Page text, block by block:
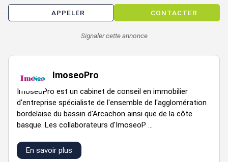
Type de bail : Commercial
Dépôt de garantie : 3 mois
APPELER CONTACTER
Signaler cette annonce
ImoseoPro
ImoseoPro est un cabinet de conseil en immobilier
d'entreprise spécialiste de l'ensemble de l'agglomération
bordelaise du bassin d'Arcachon ainsi que de la côte
basque. Les collaborateurs d'ImoseoP ...
En savoir plus